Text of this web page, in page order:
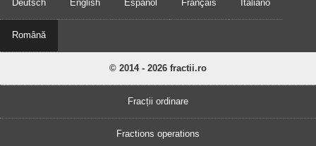
Deutsch English Español Français Italiano
Română
© 2014 - 2026 fractii.ro
Fracții ordinare
Fractions operations